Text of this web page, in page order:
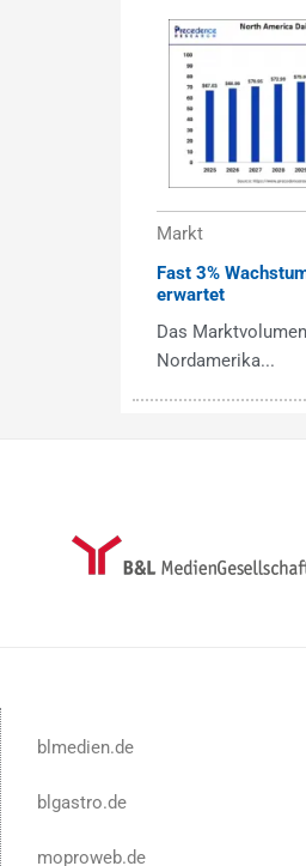
Markt
Fast 3%
erwartet
Das
Nordamerika...
blmedien.de
blgastro.de
moproweb.de